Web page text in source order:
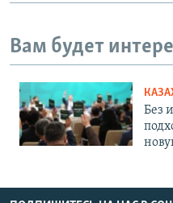
Вам будет
Без